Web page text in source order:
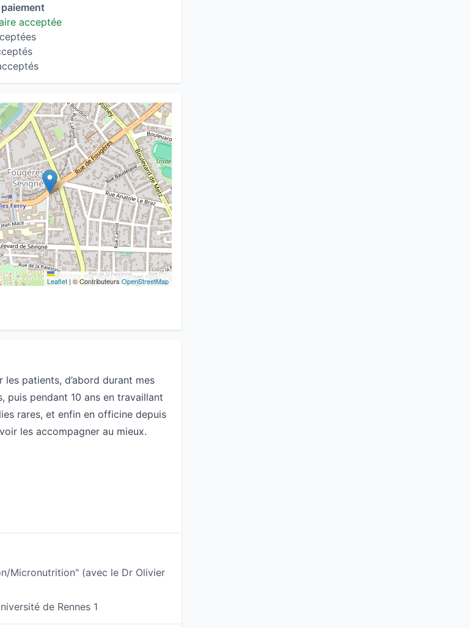
acceptée
Leaflet |© Contributeurs OpenStreetMap
les patients, d’abord durant mes
puis pendant 10 ans en travaillant
rares, et enfin en officine depuis
les accompagner au mieux.
une formation de 3 jours de
cette discipline avec un
s’ajouter. Et je ne cesse de
problématiques (digestive,
Micronutrition" (avec le Dr Olivier
de Rennes 1